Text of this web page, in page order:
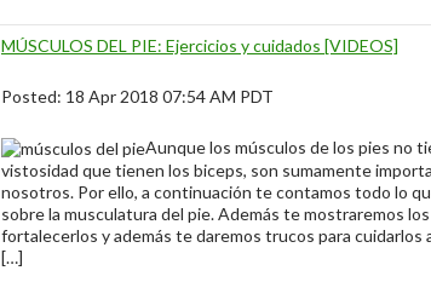
MÚSCULOS DEL PIE: Ejercicios y cuidados [VIDEOS]
Posted: 18 Apr 2018 07:54 AM PDT
Aunque los músculos de los pies no
vistosidad que tienen los biceps, son sumamente
nosotros. Por ello, a continuación te contamos todo lo
sobre la musculatura del pie. Además te mostraremos
fortalecerlos y además te daremos trucos para cuidarlos
[…]